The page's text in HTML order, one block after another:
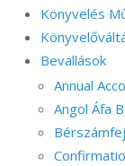
Könyvelés
Bevallások
Annual
Angol Áfa